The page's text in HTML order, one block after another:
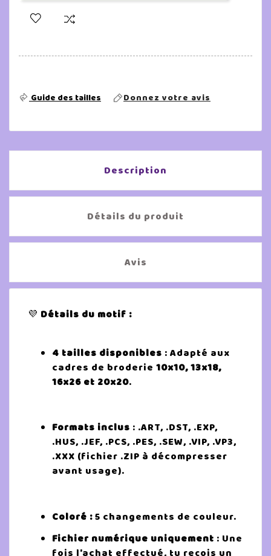
Guide des tailles Donnez votre avis
Description
Détails du produit
Avis
💜 Détails du motif :
4 tailles disponibles : Adapté aux
cadres de broderie 10x10, 13x18,
16x26 et 20x20.
Formats inclus : .ART, .DST, .EXP,
.HUS, .JEF, .PCS, .PES, .SEW, .VIP, .VP3,
.XXX (fichier .ZIP à décompresser
avant usage).
Coloré :5 changements de couleur.
Fichier numérique uniquement : Une
fois l'achat effectué, tu reçois un